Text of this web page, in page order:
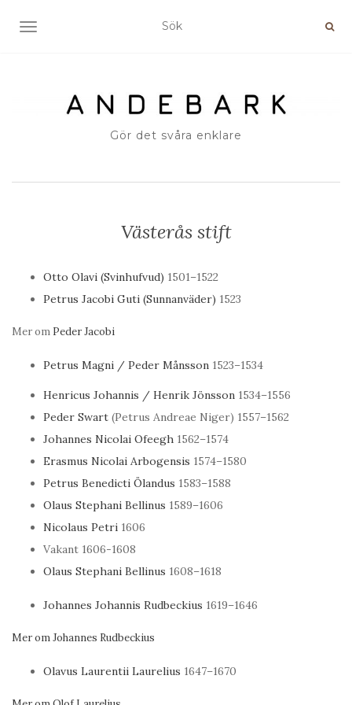
SLÅ PÅ/AV NAVIGERING
Gör det svåra enklare
Västerås stift
Otto Olavi (Svinhufvud) 1501–1522
Petrus Jacobi Guti (Sunnanväder) 1523
Mer om Peder Jacobi
Petrus Magni / Peder Månsson 1523–1534
Henricus Johannis / Henrik Jönsson 1534–1556
Peder Swart (Petrus Andreae Niger) 1557–1562
Johannes Nicolai Ofeegh 1562–1574
Erasmus Nicolai Arbogensis 1574–1580
Petrus Benedicti Ölandus 1583–1588
Olaus Stephani Bellinus 1589–1606
Nicolaus Petri 1606
Vakant 1606-1608
Olaus Stephani Bellinus 1608–1618
Johannes Johannis Rudbeckius 1619–1646
Mer om Johannes Rudbeckius
Olavus Laurentii Laurelius 1647–1670